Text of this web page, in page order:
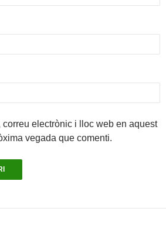
correu electrònic i lloc web en aquest
vegada que comenti.